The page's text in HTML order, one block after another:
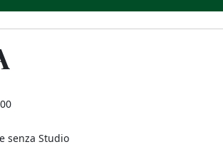
senza Studio